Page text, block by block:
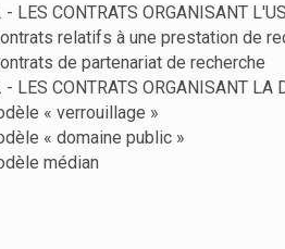
- LES CONTRATS ORGANISANT
relatifs à une prestation de
de partenariat de recherche
- LES CONTRATS ORGANISANT LA
« verrouillage »
« domaine public »
médian